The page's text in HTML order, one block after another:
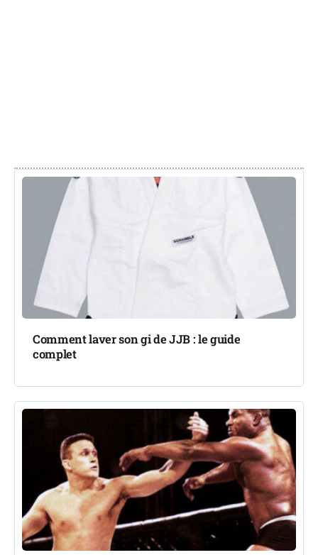
Comment laver son gi de JJB : le guide
complet